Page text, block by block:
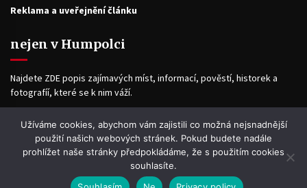
Reklama a uveřejnění článku
nejen v Humpolci
Najdete ZDE popis zajímavých míst, informací, pověstí, historek a
fotografíí, které se k nim váží.
Facebook
Užíváme cookies, abychom vám zajistili co možná nejsnadnější
použití našich webových stránek. Pokud budete nadále
prohlížet naše stránky předpokládáme, že s použitím cookies
souhlasíte.